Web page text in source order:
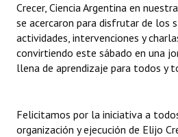
Crecer, Ciencia Argentina en
se acercaron para disfrutar de los
actividades, intervenciones y
convirtiendo este sábado en una
llena de aprendizaje para todos y
Felicitamos por la iniciativa a
organización y ejecución de Elijo